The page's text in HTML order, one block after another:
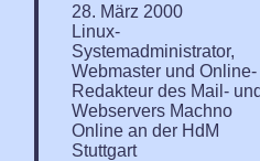
28. März 2000
Linux-
Systemadministrator,
Webmaster und Online-
Redakteur des Mail-
Webservers Machno
Online an der HdM
Stuttgart